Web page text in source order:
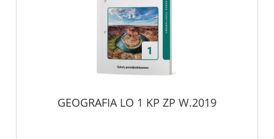
GEOGRAFIA LO 1 KP ZP W.2019